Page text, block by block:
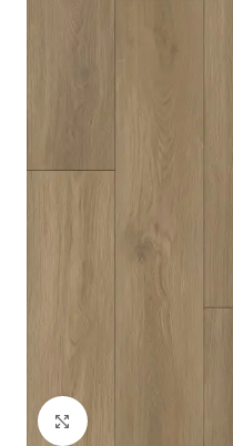
Klik om te vergroten